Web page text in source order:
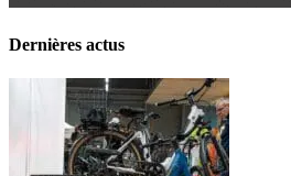
Dernières actus